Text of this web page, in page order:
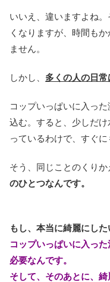
いいえ、違いますよね
くなりますが、時間も
ません。
しかし、 多くの人の日常
コップいっぱいに入っ
込む。すると、少しだ
っているわけで、すぐに
そう、同じことのくりか
のひとつなんです。
もし、本当に綺麗にした
コップいっぱいに入っ
必要なんです。
そして、そのあとに、